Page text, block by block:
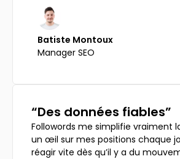
Batiste Montoux
Manager SEO
“Des données fiables”
Followords me simplifie vraiment
un œil sur mes positions chaque
réagir vite dès qu’il y a du